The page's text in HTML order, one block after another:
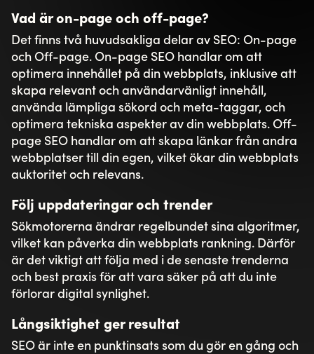
Vårt erbjudande
Digitala affärer
Våra plattformar
Litium
Umbraco
Norce
Sitevision
Om Toxic
Jobba på Toxic